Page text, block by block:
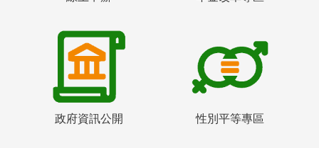
政府資訊公開 性別平等專區